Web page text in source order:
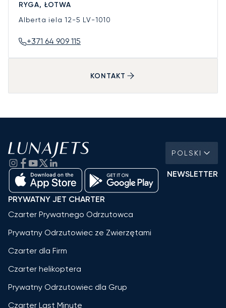
RYGA, ŁOTWA
Alberta iela 12-5 LV-1010
+371 64 909 115
KONTAKT
POLSKI
NEWSLETTER
PRYWATNY JET CHARTER
Czarter Prywatnego Odrzutowca
Prywatny Odrzutowiec ze Zwierzętami
Czarter dla Firm
Czarter helikoptera
Prywatny Odrzutowiec dla Grup
Czarter Last Minute